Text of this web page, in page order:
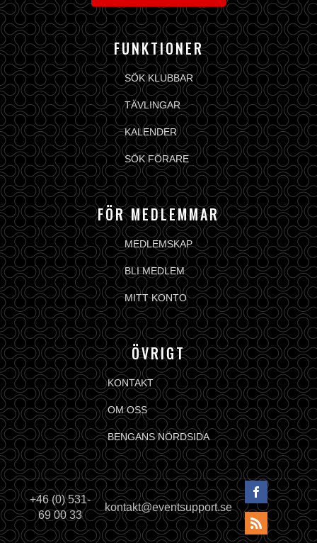
FUNKTIONER
SÖK KLUBBAR
TÄVLINGAR
KALENDER
SÖK FÖRARE
FÖR MEDLEMMAR
MEDLEMSKAP
BLI MEDLEM
MITT KONTO
ÖVRIGT
KONTAKT
OM OSS
BENGANS NÖRDSIDA
+46 (0) 531-
69 00 33
kontakt@eventsupport.se